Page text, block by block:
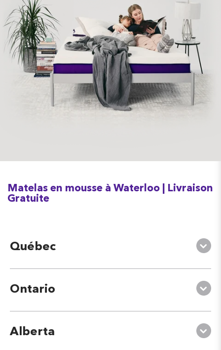
Matelas en mousse à Waterloo | Livraison
Gratuite
Québec
Ontario
Alberta